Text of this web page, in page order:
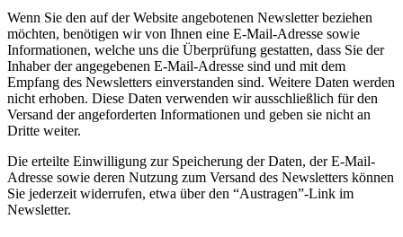
Wenn Sie den auf der Website angebotenen Newsletter beziehen
möchten, benötigen wir von Ihnen eine E-Mail-Adresse sowie
Informationen, welche uns die Überprüfung gestatten, dass Sie der
Inhaber der angegebenen E-Mail-Adresse sind und mit dem
Empfang des Newsletters einverstanden sind. Weitere Daten werden
nicht erhoben. Diese Daten verwenden wir ausschließlich für den
Versand der angeforderten Informationen und geben sie nicht an
Dritte weiter.
Die erteilte Einwilligung zur Speicherung der Daten, der E-Mail-
Adresse sowie deren Nutzung zum Versand des Newsletters können
Sie jederzeit widerrufen, etwa über den “Austragen”-Link im
Newsletter.